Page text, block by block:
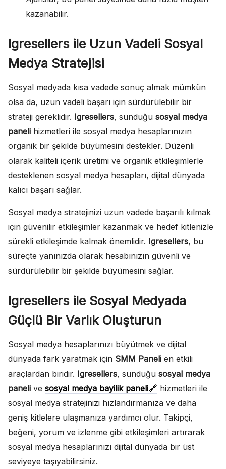
kazanabilir.
Igresellers ile Uzun Vadeli Sosyal
Medya Stratejisi
Sosyal medyada kısa vadede sonuç almak mümkün
olsa da, uzun vadeli başarı için sürdürülebilir bir
strateji gereklidir. Igresellers, sunduğu sosyal medya
paneli hizmetleri ile sosyal medya hesaplarınızın
organik bir şekilde büyümesini destekler. Düzenli
olarak kaliteli içerik üretimi ve organik etkileşimlerle
desteklenen sosyal medya hesapları, dijital dünyada
kalıcı başarı sağlar.
Sosyal medya stratejinizi uzun vadede başarılı kılmak
için güvenilir etkileşimler kazanmak ve hedef kitlenizle
sürekli etkileşimde kalmak önemlidir. Igresellers, bu
süreçte yanınızda olarak hesabınızın güvenli ve
sürdürülebilir bir şekilde büyümesini sağlar.
Igresellers ile Sosyal Medyada
Güçlü Bir Varlık Oluşturun
Sosyal medya hesaplarınızı büyütmek ve dijital
dünyada fark yaratmak için SMM Paneli en etkili
araçlardan biridir. Igresellers, sunduğu sosyal medya
paneli ve sosyal medya bayilik paneli
hizmetleri ile
sosyal medya stratejinizi hızlandırmanıza ve daha
geniş kitlelere ulaşmanıza yardımcı olur. Takipçi,
beğeni, yorum ve izlenme gibi etkileşimleri artırarak
sosyal medya hesaplarınızı dijital dünyada bir üst
seviyeye taşıyabilirsiniz.